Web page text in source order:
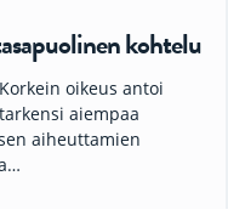
kohtelu
oikeus antoi
aiempaa
aiheuttamien